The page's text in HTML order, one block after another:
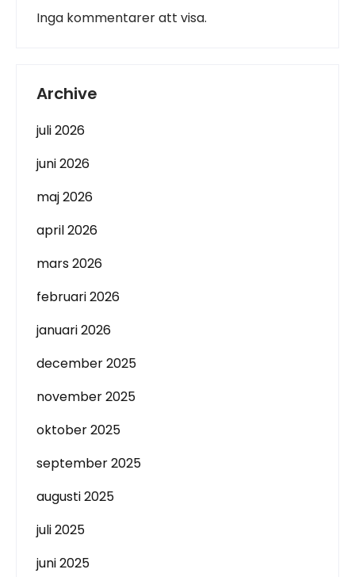
Inga kommentarer att visa.
Archive
juli 2026
juni 2026
maj 2026
april 2026
mars 2026
februari 2026
januari 2026
december 2025
november 2025
oktober 2025
september 2025
augusti 2025
juli 2025
juni 2025